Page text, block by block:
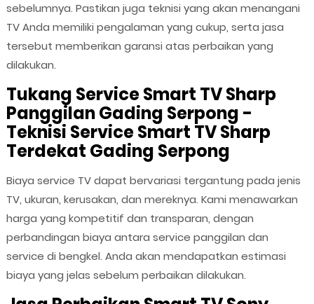
sebelumnya. Pastikan juga teknisi yang akan menangani
TV Anda memiliki pengalaman yang cukup, serta jasa
tersebut memberikan garansi atas perbaikan yang
dilakukan.
Tukang Service Smart TV Sharp
Panggilan Gading Serpong -
Teknisi Service Smart TV Sharp
Terdekat Gading Serpong
Biaya service TV dapat bervariasi tergantung pada jenis
TV, ukuran, kerusakan, dan mereknya. Kami menawarkan
harga yang kompetitif dan transparan, dengan
perbandingan biaya antara service panggilan dan
service di bengkel. Anda akan mendapatkan estimasi
biaya yang jelas sebelum perbaikan dilakukan.